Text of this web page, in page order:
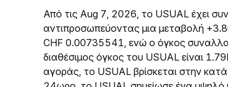
Από τις Aug 7, 2026, το USUAL έχει
αντιπροσωπεύοντας μια μεταβολή
CHF 0.00735541, ενώ ο όγκος
διαθέσιμος όγκος του USUAL είναι
αγοράς, το USUAL βρίσκεται στην